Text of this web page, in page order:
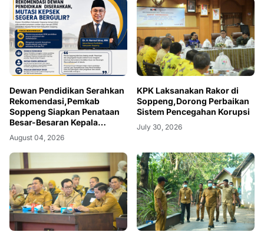
Dewan Pendidikan Serahkan
Rekomendasi,Pemkab
Soppeng Siapkan Penataan
Besar-Besaran Kepala
Sekolah
August 04, 2026
KPK Laksanakan Rakor di
Soppeng,Dorong Perbaikan
Sistem Pencegahan Korupsi
July 30, 2026